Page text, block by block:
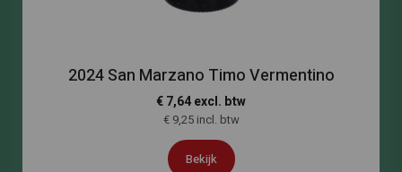
2024 San Marzano Timo Vermentino
€ 7,64 excl. btw
€ 9,25 incl. btw
Bekijk